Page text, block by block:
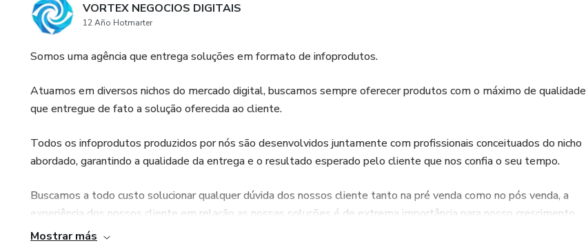
VORTEX NEGOCIOS DIGITAIS
12 Año Hotmarter
Somos uma agência que entrega soluções em formato de infoprodutos.
Atuamos em diversos nichos do mercado digital, buscamos sempre oferecer produtos com o máximo de
que entregue de fato a solução oferecida ao cliente.
Todos os infoprodutos produzidos por nós são desenvolvidos juntamente com profissionais conceituados do nicho
abordado, garantindo a qualidade da entrega e o resultado esperado pelo cliente que nos confia o seu tempo.
Buscamos a todo custo solucionar qualquer dúvida dos nossos cliente tanto na pré venda como no pós venda, a
experiência dos nossos cliente em relação as nossas soluções é de extrema importância para nosso crescimento.
Mostrar más